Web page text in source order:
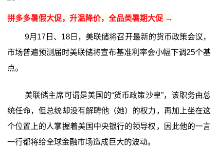
拼多多暑假大促，升温降价，全品类暑期大促 →
9月17日、18日，美联储将召开最新的货币政策会议，
市场普遍预测届时美联储将宣布基准利率会小幅下调25个基
点。
美联储主席可谓是美国的“货币政策沙皇”，该职务由总
统任命，但总统却没有解聘他（她）的权力，再加上坐在这
个位置上的人掌握着美国中央银行的领导权，因此他的一言
一行都将给全球金融市场造成巨大的波动。